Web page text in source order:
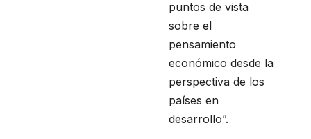
puntos de vista
sobre el
pensamiento
económico desde la
perspectiva de los
países en
desarrollo”.